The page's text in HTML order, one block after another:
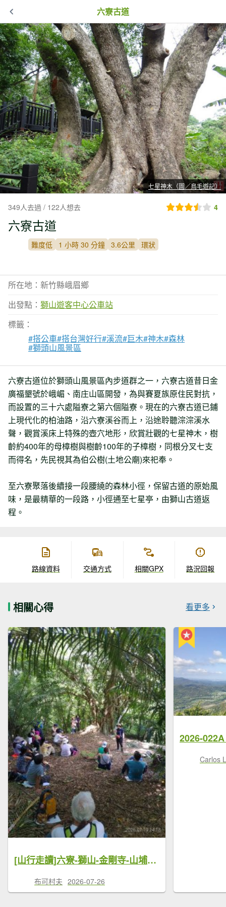
六寮古道
七星神木（圖／鳥毛遊記）
349人去過 / 122人想去 4
六寮古道
難度低 1 小時 30 分鐘 3.6公里 環狀
所在地：新竹縣峨眉鄉
出發點： 獅山遊客中心公車站
標籤：
#搭公車#搭台灣好行#溪流#巨木#神木#森林
#獅頭山風景區
六寮古道位於獅頭山風景區內步道群之一，六寮古道昔日金
廣福墾號於峨嵋、南庄山區開發，為與賽夏族原住民對抗，
而設置的三十六處隘寮之第六個隘寮。現在的六寮古道已鋪
上現代化的柏油路，沿六寮溪谷而上，沿途聆聽淙淙溪水
聲，觀賞溪床上特殊的壺穴地形，欣賞壯觀的七星神木，樹
齡約400年的母樟樹與樹齡100年的子樟樹，同根分叉七支
而得名，先民視其為伯公樹(土地公廟)來祀奉。
至六寮聚落後續接一段腰繞的森林小徑，保留古道的原始風
味，是最精華的一段路，小徑通至七星亭，由獅山古道返
程。
路線資料 交通方式 相關GPX 路況回報
相關心得 看更多
[山行走讀]六寮-獅山-金剛寺-山埔姜老路-萬佛庵
布可村夫 2026-07-26
Carlos